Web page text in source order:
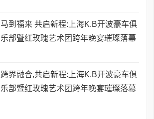
马到福来 共启新程:上海K.B开波豪车俱
乐部暨红玫瑰艺术团跨年晚宴璀璨落幕
跨界融合,共启新程:上海K.B开波豪车俱
乐部暨红玫瑰艺术团跨年晚宴璀璨落幕